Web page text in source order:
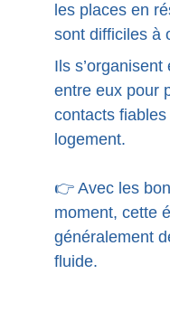
les places en
sont difficiles à
Ils
entre eux pour
contacts
logement.
👉 Avec les
moment, cette
généralement
fluide.